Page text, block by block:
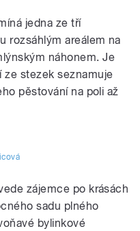
jedna ze tří
rozsáhlým areálem na
náhonem. Je
ze stezek seznamuje
pěstování na poli až
zájemce po krásách
sadu plného
bylinkové